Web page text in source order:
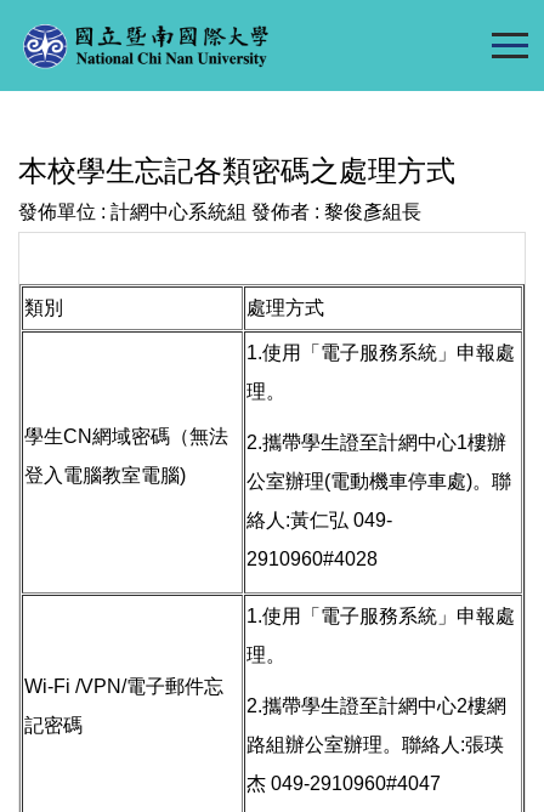
到
容
本校學生忘記各類密碼之處理方式
發佈單位 : 計網中心系統組 發佈者 : 黎俊彥組長
類別 處理方式
學生CN網域密碼 （無法
登入電腦教室電腦)
1.使用「 電子服務系統 」申報處
理。
2.攜帶學生證至計網中心1樓辦
公室辦理(電動機車停車處)。聯
絡人:黃仁弘 049-
2910960#4028
Wi-Fi /VPN/電子郵件忘
記密碼
1.使用「電子服務系統」申報處
理。
2.攜帶學生證至計網中心2樓網
路組辦公室辦理。聯絡人:張瑛
杰 049-2910960#4047